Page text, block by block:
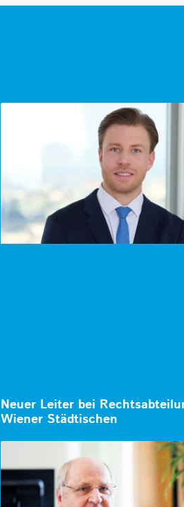
Neuer Leiter bei
Wiener Städtischen